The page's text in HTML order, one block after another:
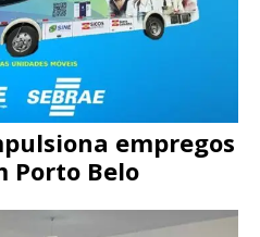
empregos
Porto Belo